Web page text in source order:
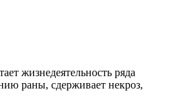
жизнедеятельность ряда
раны, сдерживает некроз,